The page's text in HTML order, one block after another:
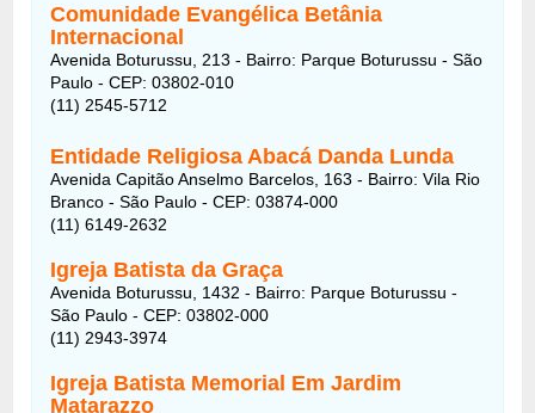
Comunidade Evangélica Betânia
Internacional
Avenida Boturussu, 213 - Bairro: Parque Boturussu - São
Paulo - CEP: 03802-010
(11) 2545-5712
Entidade Religiosa Abacá Danda Lunda
Avenida Capitão Anselmo Barcelos, 163 - Bairro: Vila Rio
Branco - São Paulo - CEP: 03874-000
(11) 6149-2632
Igreja Batista da Graça
Avenida Boturussu, 1432 - Bairro: Parque Boturussu -
São Paulo - CEP: 03802-000
(11) 2943-3974
Igreja Batista Memorial Em Jardim
Matarazzo